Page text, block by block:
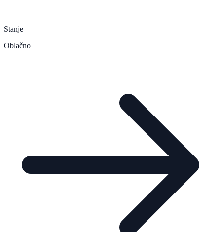
Stanje
Oblačno